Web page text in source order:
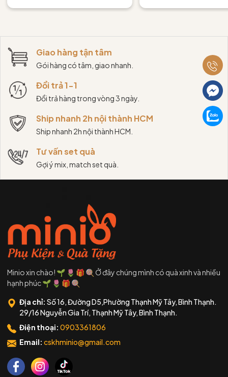
Giao hàng tận tâm
Gói hàng có tâm, giao nhanh.
Đổi trả 1-1
Đổi trả hàng trong vòng 3 ngày.
Ship nhanh 2h nội thành HCM
Ship nhanh 2h nội thành HCM.
Tư vấn set quà
Gợi ý mix, match set quà.
Minio xin chào! 🌱 🌷 🎁 🍭 Ở đây chúng mình có quà xinh và nhiều
hạnh phúc 🌱 🌷 🎁 🍭
Địa chỉ: Số 16, Đường D5,Phường Thạnh Mỹ Tây, Bình Thạnh.
29/16 Nguyễn Gia Trí, Thạnh Mỹ Tây, Bình Thạnh.
Điện thoại: 0903361806
Email: cskhminio@gmail.com